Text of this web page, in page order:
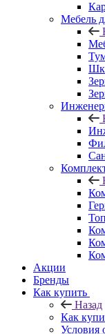
Мебель
Акции
Бренды
Как купить
Назад
Как
Условия